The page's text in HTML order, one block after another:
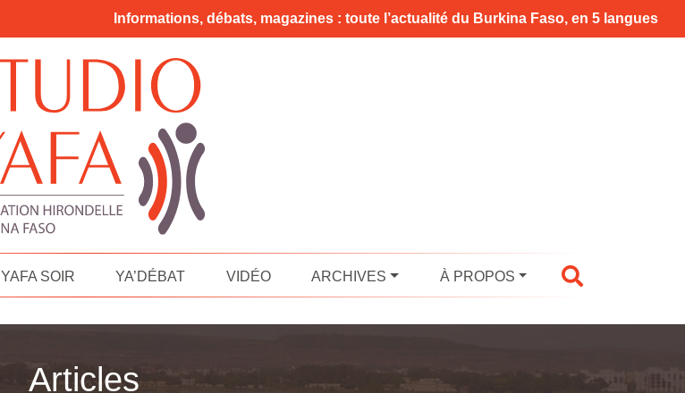
Informations, débats, magazines : toute l’actualité du Burkina Faso, en 5 langues
YAFA SOIR YA’DÉBAT VIDÉO ARCHIVES À PROPOS
Articles